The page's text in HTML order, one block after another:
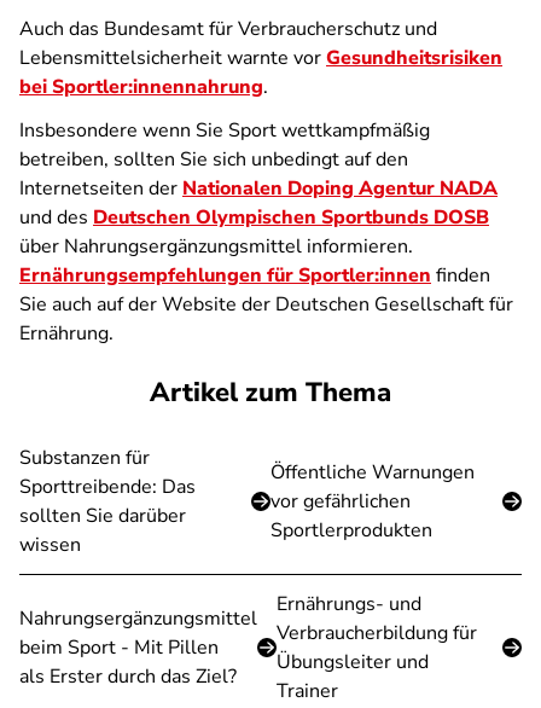
Auch das Bundesamt für Verbraucherschutz und
Lebensmittelsicherheit warnte vorGesundheitsrisiken
bei Sportler:innennahrung.
Insbesondere wenn Sie Sport wettkampfmäßig
betreiben, sollten Sie sich unbedingt auf den
Internetseiten der Nationalen Doping Agentur NADA
und des Deutschen Olympischen Sportbunds DOSB
über Nahrungsergänzungsmittel informieren.
Ernährungsempfehlungen für Sportler:innen finden
Sie auch auf der Website der Deutschen Gesellschaft für
Ernährung.
Artikel zum Thema
Substanzen für
Sporttreibende: Das
sollten Sie darüber
wissen
Öffentliche Warnungen
vor gefährlichen
Sportlerprodukten
Nahrungsergänzungsmittel
beim Sport - Mit Pillen
als Erster durch das Ziel?
Ernährungs- und
Verbraucherbildung für
Übungsleiter und
Trainer